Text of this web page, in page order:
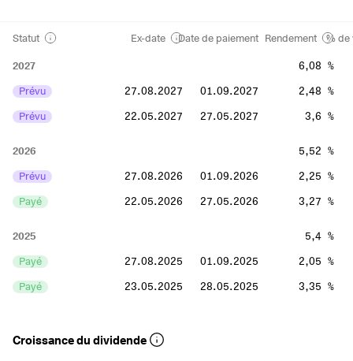
Statut Ex-date Date de paiement Rendement % de
2027
6,08 %
Prévu
27.08.2027 01.09.2027
2,48 %
Prévu
22.05.2027 27.05.2027 3,6 %
2026
5,52 %
Prévu
27.08.2026 01.09.2026
2,25 %
Payé
22.05.2026 27.05.2026 3,27 %
2025
5,4 %
Payé
27.08.2025 01.09.2025
2,05 %
Payé
23.05.2025 28.05.2025 3,35 %
Payé
28.08.2024
Croissance du dividende